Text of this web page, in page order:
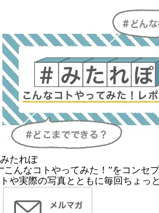
みたれぽ
“こんなコトやってみた！”をコンセ
トや実際の写真とともに毎回ちょっ